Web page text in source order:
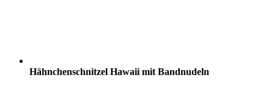
Hähnchenschnitzel Hawaii mit Bandnudeln